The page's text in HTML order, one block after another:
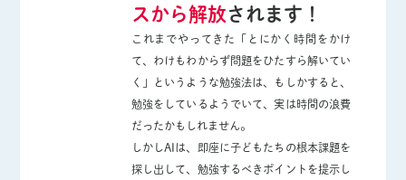
スから解放されます！
これまでやってきた「とにかく時間をかけ
て、わけもわからず問題をひたすら解いてい
く」というような勉強法は、もしかすると、
勉強をしているようでいて、実は時間の浪費
だったかもしれません。
しかしAIは、即座に子どもたちの根本課題を
探し出して、勉強するべきポイントを提示し